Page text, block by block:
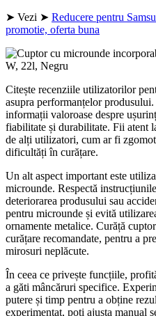
➤ Vezi ➤ Reducere pentru
promotie, oferta buna
Citește recenziile utilizatorilor
asupra performanțelor
informații valoroase despre
fiabilitate și durabilitate. Fii atent
de alți utilizatori, cum ar fi
dificultăți în curățare.
Un alt aspect important este
microunde. Respectă
deteriorarea produsului sau
pentru microunde și evită
ornamente metalice. Curăță
curățare recomandate, pentru a
mirosuri neplăcute.
În ceea ce privește funcțiile,
a găti mâncăruri specifice.
putere și timp pentru a obține
experimentat, poți ajusta manual